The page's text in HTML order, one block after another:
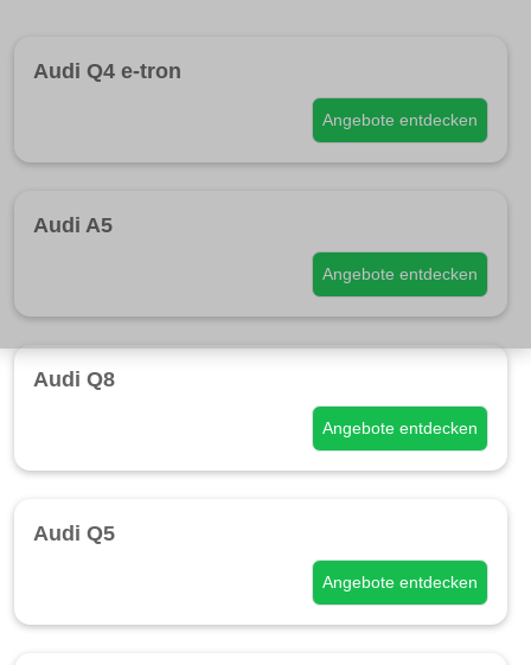
Audi Q4 e-tron
Angebote entdecken
Audi A5
Angebote entdecken
Audi Q8
Angebote entdecken
Audi Q5
Angebote entdecken